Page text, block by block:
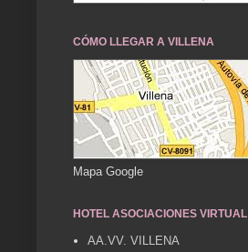
CÓMO LLEGAR A VILLENA
Mapa Google
HOTEL ASOCIACIONES VIRTUAL
AA.VV. VILLENA